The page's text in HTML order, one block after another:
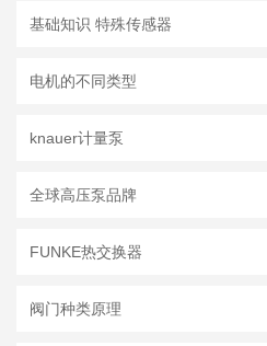
基础知识 特殊传感器
电机的不同类型
knauer计量泵
全球高压泵品牌
FUNKE热交换器
阀门种类原理